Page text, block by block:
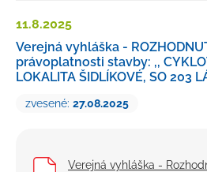
11.8.2025
Verejná vyhláška -
právoplatnosti stavby: ,,
LOKALITA ŠIDLÍKOVÉ, SO 203
zvesené: 27.08.2025
Verejná vyhláška -